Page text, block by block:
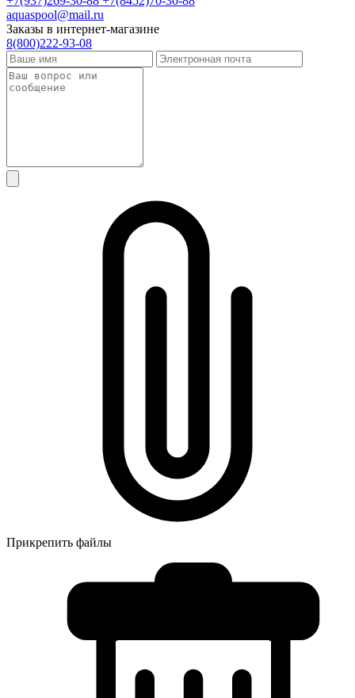
aquaspool@mail.ru
Заказы в интернет-магазине
8(800)222-93-08
Прикрепить файлы